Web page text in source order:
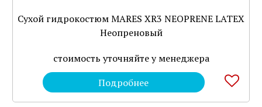
Сухой гидрокостюм MARES XR3 NEOPRENE LATEX
Неопреновый
стоимость уточняйте у менеджера
Подробнее